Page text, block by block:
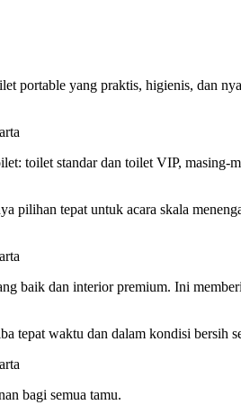
portable yang praktis, higienis, dan
toilet standar dan toilet VIP, masing-
tepat untuk acara skala
baik dan interior premium. Ini
tepat waktu dan dalam kondisi bersih
bagi semua tamu.